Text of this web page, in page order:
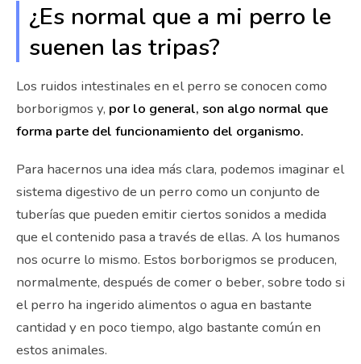
¿Es normal que a mi perro le
suenen las tripas?
Los ruidos intestinales en el perro se conocen como
borborigmos y, por lo general, son algo normal que
forma parte del funcionamiento del organismo.
Para hacernos una idea más clara, podemos imaginar el
sistema digestivo de un perro como un conjunto de
tuberías que pueden emitir ciertos sonidos a medida
que el contenido pasa a través de ellas. A los humanos
nos ocurre lo mismo. Estos borborigmos se producen,
normalmente, después de comer o beber, sobre todo si
el perro ha ingerido alimentos o agua en bastante
cantidad y en poco tiempo, algo bastante común en
estos animales.